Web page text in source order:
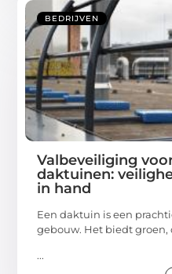
BEDRIJVEN
Valbeveiliging
daktuinen:
in hand
Een daktuin is een
gebouw. Het biedt groen,
...